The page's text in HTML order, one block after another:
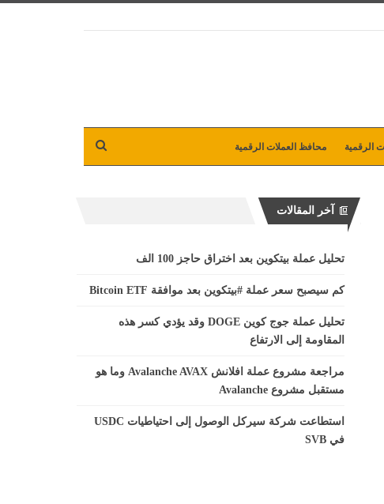
الرقمية محافظ العملات الرقمية
آخر المقالات
تحليل عملة بيتكوين بعد اختراق حاجز 100 الف
كم سيصبح سعر عملة #بيتكوين بعد موافقة Bitcoin ETF
تحليل عملة جوج كوين DOGE وقد يؤدي كسر هذه
المقاومة إلى الارتفاع
مراجعة مشروع عملة افلانش Avalanche AVAX وما هو
مستقبل مشروع Avalanche
استطاعت شركة سيركل الوصول إلى احتياطيات USDC
في SVB